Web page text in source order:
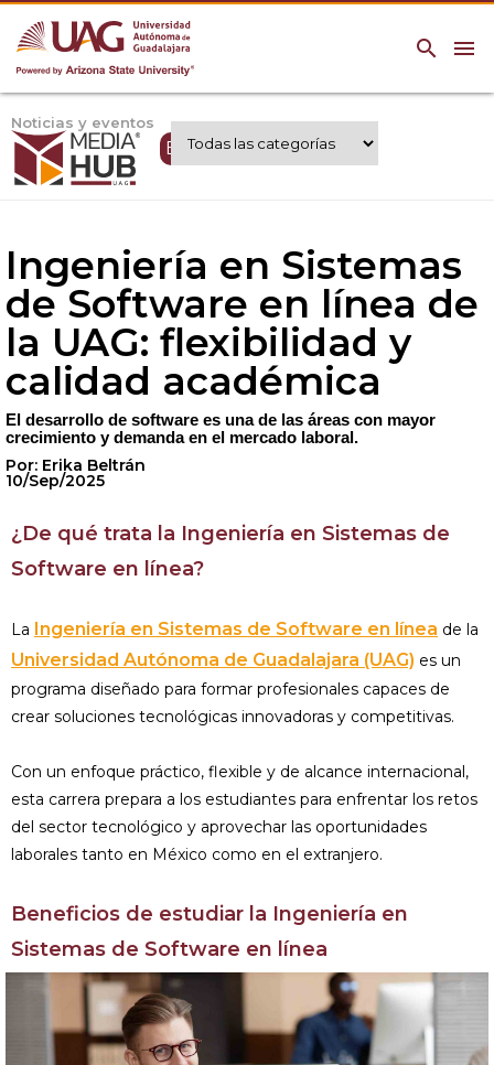
menu
search
Noticias y eventos
Expertos UAG
Ingeniería en Sistemas
de Software en línea de
la UAG: flexibilidad y
calidad académica
El desarrollo de software es una de las áreas con mayor
crecimiento y demanda en el mercado laboral.
Por: Erika Beltrán
10/Sep/2025
¿De qué trata la Ingeniería en Sistemas de
Software en línea?
La Ingeniería en Sistemas de Software en línea de la
Universidad Autónoma de Guadalajara (UAG) es un
programa diseñado para formar profesionales capaces de
crear soluciones tecnológicas innovadoras y competitivas.
Con un enfoque práctico, flexible y de alcance internacional,
esta carrera prepara a los estudiantes para enfrentar los retos
del sector tecnológico y aprovechar las oportunidades
laborales tanto en México como en el extranjero.
Beneficios de estudiar la Ingeniería en
Sistemas de Software en línea